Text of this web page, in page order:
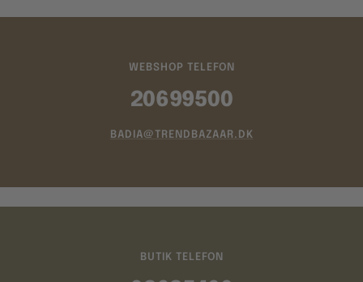
WEBSHOP TELEFON
20699500
BADIA@TRENDBAZAAR.DK
BUTIK TELEFON